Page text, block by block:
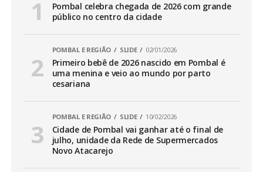
Pombal celebra chegada de 2026 com grande
público no centro da cidade
POMBAL E REGIÃO SLIDE 02/01/2026
Primeiro bebê de 2026 nascido em Pombal é
uma menina e veio ao mundo por parto
cesariana
POMBAL E REGIÃO SLIDE 10/02/2026
Cidade de Pombal vai ganhar até o final de
julho, unidade da Rede de Supermercados
Novo Atacarejo